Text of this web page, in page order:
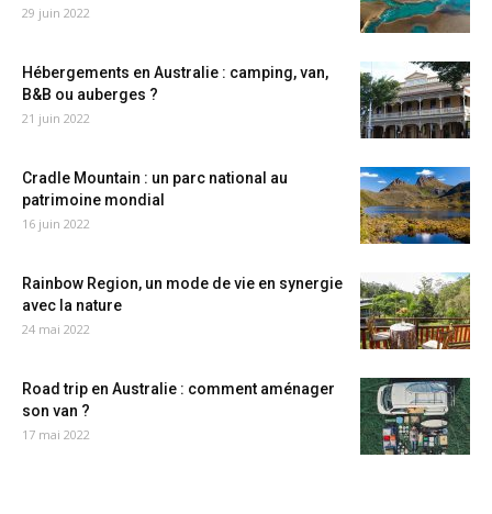
29 juin 2022
Hébergements en Australie : camping, van,
B&B ou auberges ?
21 juin 2022
Cradle Mountain : un parc national au
patrimoine mondial
16 juin 2022
Rainbow Region, un mode de vie en synergie
avec la nature
24 mai 2022
Road trip en Australie : comment aménager
son van ?
17 mai 2022